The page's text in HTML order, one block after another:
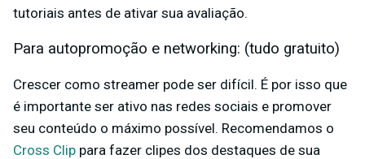
tutoriais antes de ativar sua avaliação.
Para autopromoção e networking: (tudo gratuito)
Crescer como streamer pode ser difícil. É por isso que
é importante ser ativo nas redes sociais e promover
seu conteúdo o máximo possível. Recomendamos o
Cross Clip para fazer clipes dos destaques de sua